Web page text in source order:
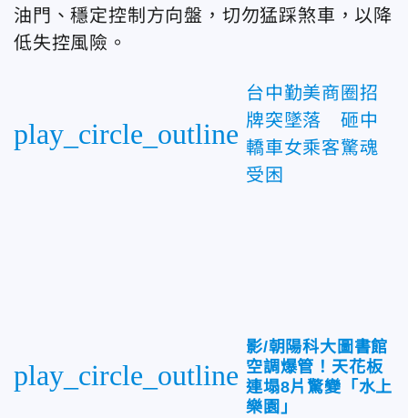
油門、穩定控制方向盤，切勿猛踩煞車，以降
低失控風險。
play_circle_outline
台中勤美商圈招
牌突墜落 砸中
轎車女乘客驚魂
受困
play_circle_outline
影/朝陽科大圖書館
空調爆管！天花板
連塌8片驚變「水上
樂園」